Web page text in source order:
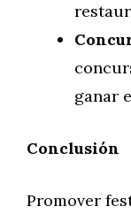
ganar
Conclusión
Promover